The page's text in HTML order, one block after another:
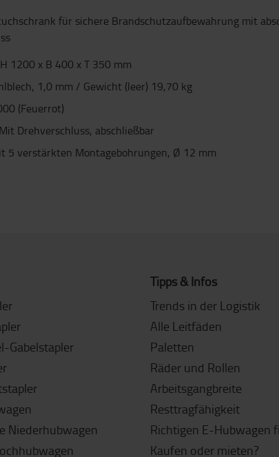
für sichere Brandschutzaufbewahrung mit
1200 x B 400 x T 350 mm
1,0 mm / Gewicht (leer) 19,70 kg
(Feuerrot)
Drehverschluss, abschließbar
5 verstärkten Montagebohrungen, Ø 12 mm
Gabelstapler
Niederhubwagen
Tipps & Infos
Trends in der Logistik
Alle Leitfäden
Paletten
Räder und Rollen
Arbeitsgangbreite
Resttragfähigkeit
Richtigen E-Hubwagen
Kaufen oder mieten?